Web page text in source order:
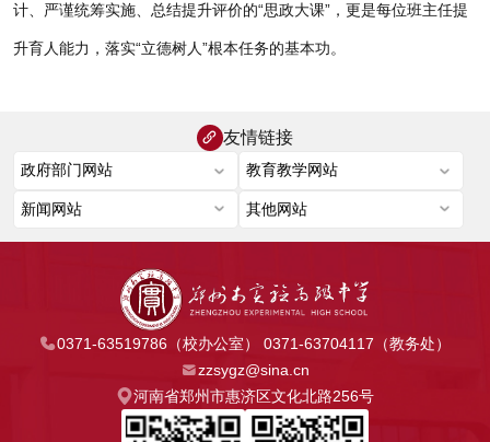
计、严谨统筹实施、总结提升评价的“思政大课”，更是每位班主任提
升育人能力，落实“立德树人”根本任务的基本功。
友情链接
0371-63519786（校办公室） 0371-63704117（教务处）
zzsygz@sina.cn
河南省郑州市惠济区文化北路256号